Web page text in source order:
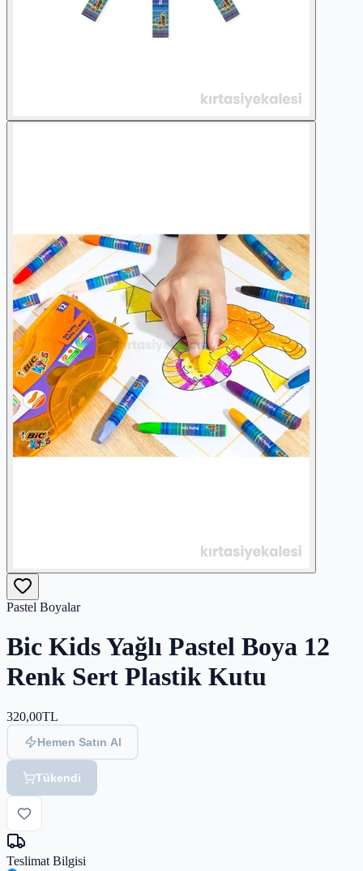
Pastel Boyalar
Bic Kids Yağlı Pastel Boya 12
Renk Sert Plastik Kutu
320,00TL
Hemen Satın Al
Tükendi
Teslimat Bilgisi